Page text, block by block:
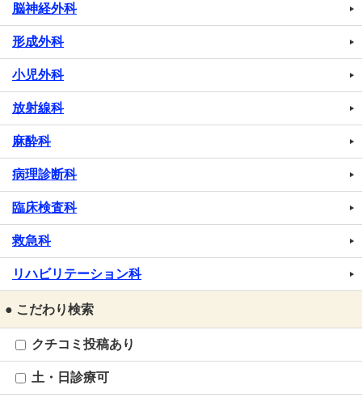
脳神経外科
形成外科
小児外科
放射線科
麻酔科
病理診断科
臨床検査科
救急科
リハビリテーション科
● こだわり検索
クチコミ投稿あり
土・日診療可